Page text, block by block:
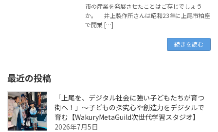
市の産業を発展させたことはご存じでしょう
か。 井上製作所さんは昭和23年に上尾市柏座
で開業 […]
続きを読む
最近の投稿
「上尾を、デジタル社会に強い子どもたちが育つ
街へ！」〜子どもの探究心や創造力をデジタルで
育む【WakuryMetaGuild次世代学習スタジオ】
2026年7月5日